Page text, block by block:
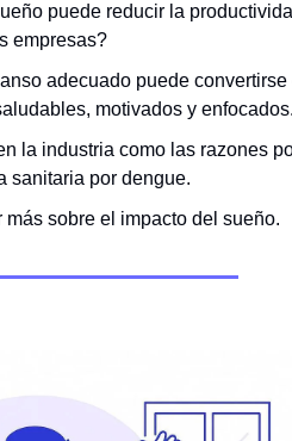
puede reducir la
empresas?
adecuado puede convertirse
motivados y enfocados.
la industria como las razones
sanitaria por dengue.
sobre el impacto del sueño.